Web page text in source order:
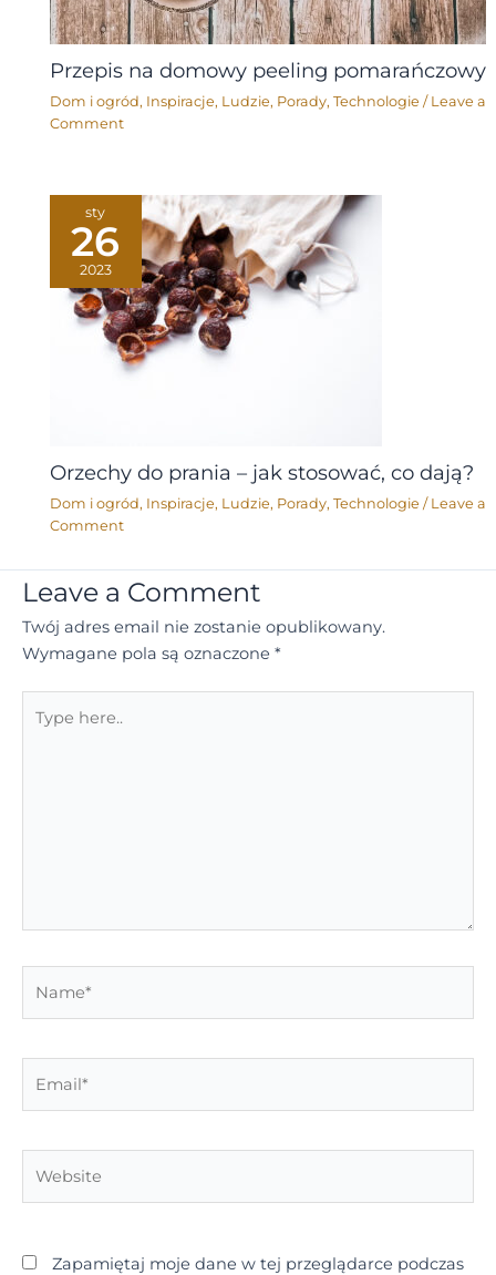
Przepis na domowy peeling pomarańczowy
Dom i ogród, Inspiracje, Ludzie, Porady, Technologie / Leave a
Comment
sty
26
2023
Orzechy do prania – jak stosować, co dają?
Dom i ogród, Inspiracje, Ludzie, Porady, Technologie / Leave a
Comment
Leave a Comment
Twój adres email nie zostanie opublikowany.
Wymagane pola są oznaczone *
here..
Zapamiętaj moje dane w tej przeglądarce podczas